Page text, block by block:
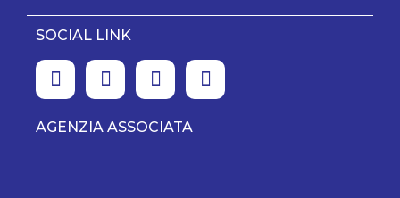
SOCIAL LINK
AGENZIA ASSOCIATA